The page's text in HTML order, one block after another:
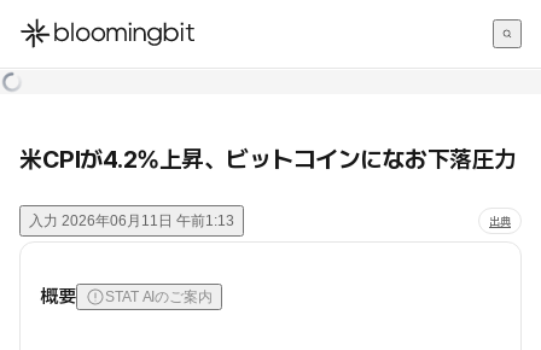
한국어
米CPIが4.2%上昇、ビットコインになお下落圧力
入力 2026年06月11日 午前1:13 出典
概要 STAT AIのご案内